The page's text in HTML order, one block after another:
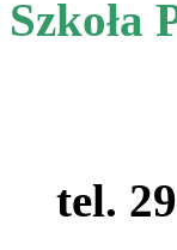
Szkoła
tel.